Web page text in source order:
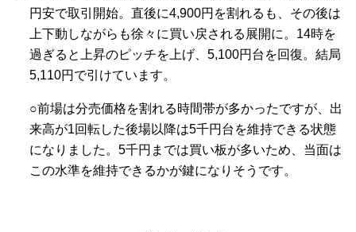
円安で取引開始。直後に4,900円を割れるも、その後は
上下動しながらも徐々に買い戻される展開に。14時を
過ぎると上昇のピッチを上げ、5,100円台を回復。結局
5,110円で引けています。
○前場は分売価格を割れる時間帯が多かったですが、出
来高が1回転した後場以降は5千円台を維持できる状態
になりました。5千円までは買い板が多いため、当面は
この水準を維持できるかが鍵になりそうです。